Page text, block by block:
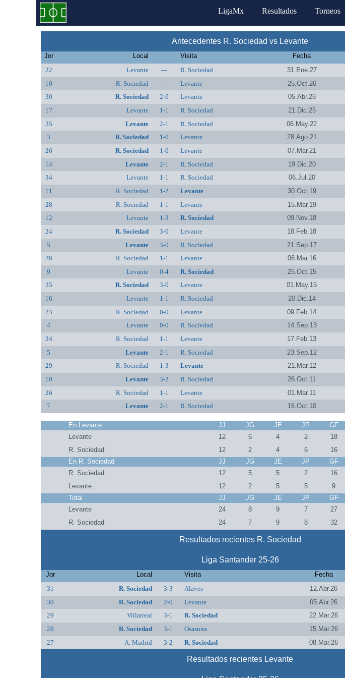
LigaMx Resultados Torneos
Antecedentes R. Sociedad vs Levante
Jor Local Visita Fecha
22
Levante --- R. Sociedad 31.Ene.27
10
R. Sociedad --- Levante 25.Oct.26
30
R. Sociedad 2-0 Levante 05.Abr.26
17
Levante 1-1 R. Sociedad 21.Dic.25
35
Levante 2-1 R. Sociedad 06.May.22
3
R. Sociedad 1-0 Levante 28.Ago.21
26
R. Sociedad 1-0 Levante 07.Mar.21
14
Levante 2-1 R. Sociedad 19.Dic.20
34
Levante 1-1 R. Sociedad 06.Jul.20
11
R. Sociedad 1-2 Levante 30.Oct.19
28
R. Sociedad 1-1 Levante 15.Mar.19
12
Levante 1-3 R. Sociedad 09.Nov.18
24
R. Sociedad 3-0 Levante 18.Feb.18
5
Levante 3-0 R. Sociedad 21.Sep.17
28
R. Sociedad 1-1 Levante 06.Mar.16
9
Levante 0-4 R. Sociedad 25.Oct.15
35
R. Sociedad 3-0 Levante 01.May.15
16
Levante 1-1 R. Sociedad 20.Dic.14
23
R. Sociedad 0-0 Levante 09.Feb.14
4
Levante 0-0 R. Sociedad 14.Sep.13
24
R. Sociedad 1-1 Levante 17.Feb.13
5
Levante 2-1 R. Sociedad 23.Sep.12
29
R. Sociedad 1-3 Levante 21.Mar.12
10
Levante 3-2 R. Sociedad 26.Oct.11
26
R. Sociedad 1-1 Levante 01.Mar.11
7
Levante 2-1 R. Sociedad 16.Oct.10
En Levante JJ JG JE JP GF
Levante
12 6 4 2 18
R. Sociedad
12 2 4 6 16
En R. Sociedad
JJ JG JE JP GF
R. Sociedad
12 5 5 2 16
Levante
12 2 5 5 9
Total
JJ JG JE JP GF
Levante
24 8 9 7 27
R. Sociedad
24 7 9 8 32
Resultados recientes R. Sociedad
Liga Santander 25-26
Jor Local Visita Fecha
31
R. Sociedad 3-3 Alaves 12.Abr.26
30
R. Sociedad 2-0 Levante 05.Abr.26
29
Villarreal 3-1 R. Sociedad 22.Mar.26
28
R. Sociedad 3-1 Osasuna 15.Mar.26
27
A. Madrid 3-2 R. Sociedad 08.Mar.26
Resultados recientes Levante